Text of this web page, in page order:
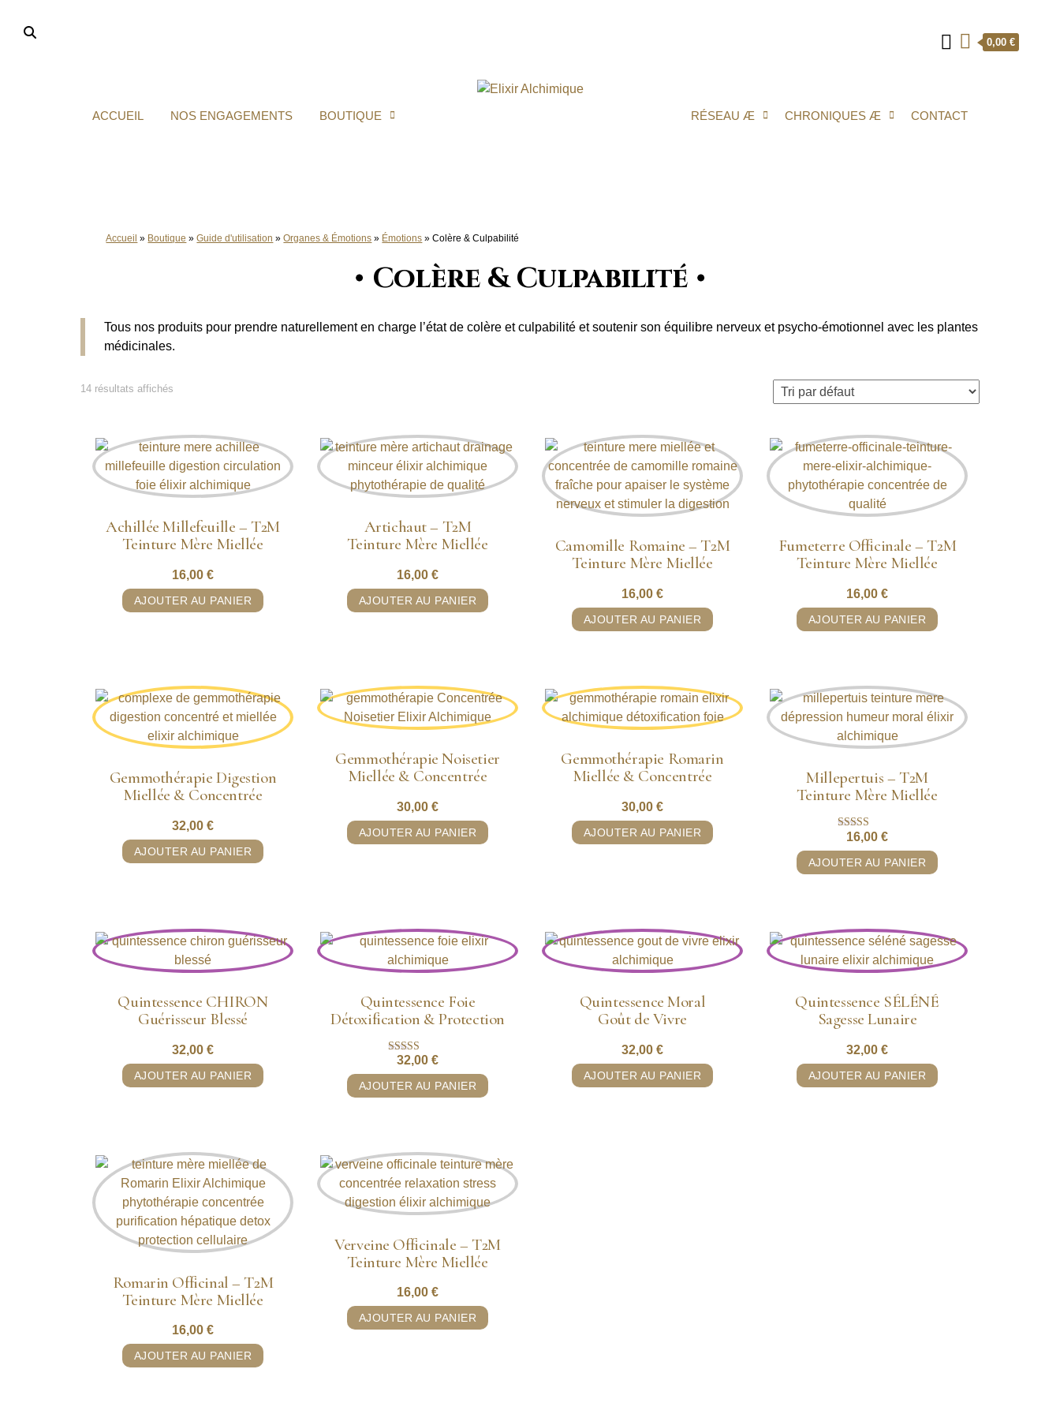
0,00 €
ACCUEIL NOS ENGAGEMENTS BOUTIQUE RÉSEAU Æ CHRONIQUES Æ CONTACT
Accueil » Boutique »Guide d'utilisation »Organes & Émotions » Émotions »Colère & Culpabilité
Colère & Culpabilité
Tous nos produits pour prendre naturellement en charge l’état de colère et culpabilité et soutenir son équilibre nerveux et psycho-émotionnel avec les plantes
médicinales.
14 résultats affichés
Achillée Millefeuille – T2M
Teinture Mère Miellée
16,00 €
AJOUTER AU PANIER
Artichaut – T2M
Teinture Mère Miellée
16,00 €
AJOUTER AU PANIER
Camomille Romaine – T2M
Teinture Mère Miellée
16,00 €
AJOUTER AU PANIER
Fumeterre Officinale – T2M
Teinture Mère Miellée
16,00 €
AJOUTER AU PANIER
Gemmothérapie Digestion
Miellée & Concentrée
32,00 €
AJOUTER AU PANIER
Gemmothérapie Noisetier
Miellée & Concentrée
30,00 €
AJOUTER AU PANIER
Gemmothérapie Romarin
Miellée & Concentrée
30,00 €
AJOUTER AU PANIER
Millepertuis – T2M
Teinture Mère Miellée
Note
5.00
sur 5
16,00 €
AJOUTER AU PANIER
Quintessence CHIRON
Guérisseur Blessé
32,00 €
AJOUTER AU PANIER
Quintessence Foie
Détoxification & Protection
Note
5.00
sur 5
32,00 €
AJOUTER AU PANIER
Quintessence Moral
Goût de Vivre
32,00 €
AJOUTER AU PANIER
Quintessence SÉLÉNÉ
Sagesse Lunaire
32,00 €
AJOUTER AU PANIER
Romarin Officinal – T2M
Teinture Mère Miellée
16,00 €
AJOUTER AU PANIER
Verveine Officinale – T2M
Teinture Mère Miellée
16,00 €
AJOUTER AU PANIER